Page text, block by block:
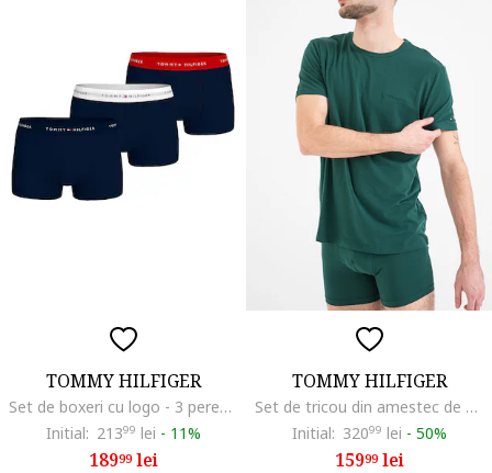
TOMMY HILFIGER
Set de boxeri cu logo - 3 perechi
Initial: 21399 lei - 11%
18999lei
TOMMY HILFIGER
Set de tricou din amestec de modal si boxeri, Verde englez
Initial: 32099 lei - 50%
15999lei